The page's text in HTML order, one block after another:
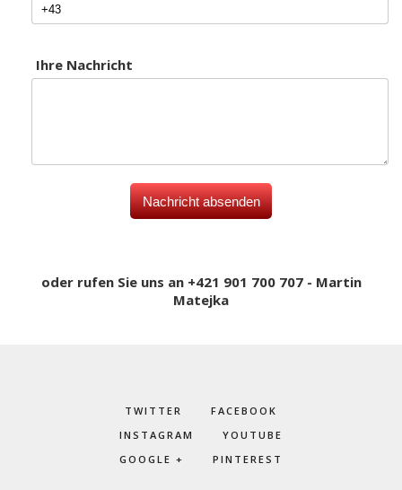
Ihre Nachricht
oder rufen Sie uns an +421 901 700 707 - Martin
Matejka
TWITTER
FACEBOOK
INSTAGRAM
YOUTUBE
GOOGLE +
PINTEREST